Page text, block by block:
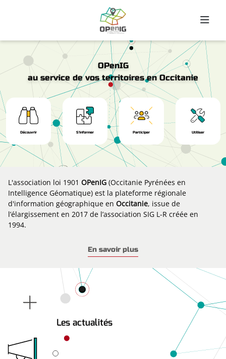
OPenIG
au service de vos territoires en Occitanie
Découvrir S'informer Participer Utiliser
L'association loi 1901 OPenIG (Occitanie Pyrénées en
Intelligence Géomatique) est la plateforme régionale
d'information géographique en Occitanie, issue de
l’élargissement en 2017 de l’association SIG L-R créée en
1994.
majoritairement des collectivités, en proposant des
Géographiques et Ouvertes, IDGO), d’expertise, d’animation
de groupes de travail et d’accompagnement autour de la
donnée géographique.
En savoir plus
Les actualités